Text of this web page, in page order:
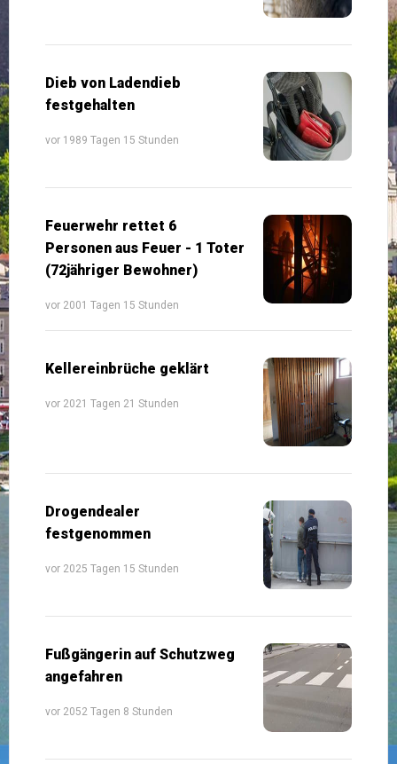
Dieb von Ladendieb
festgehalten
vor 1989 Tagen 15 Stunden
Feuerwehr rettet 6
Personen aus Feuer - 1 Toter
(72jähriger Bewohner)
vor 2001 Tagen 15 Stunden
Kellereinbrüche geklärt
vor 2021 Tagen 21 Stunden
Drogendealer
festgenommen
vor 2025 Tagen 15 Stunden
Fußgängerin auf Schutzweg
angefahren
vor 2052 Tagen 8 Stunden